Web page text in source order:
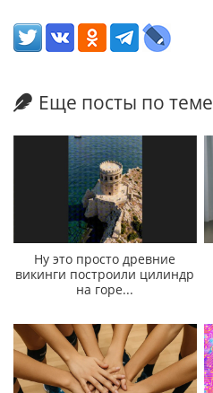
Еще посты по теме
Ну это просто древние
викинги построили цилиндр
на горе...